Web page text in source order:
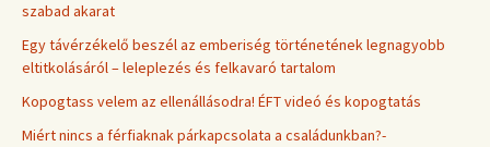
szabad akarat
Egy távérzékelő beszél az emberiség történetének legnagyobb
eltitkolásáról – leleplezés és felkavaró tartalom
Kopogtass velem az ellenállásodra! ÉFT videó és kopogtatás
Miért nincs a férfiaknak párkapcsolata a családunkban?-